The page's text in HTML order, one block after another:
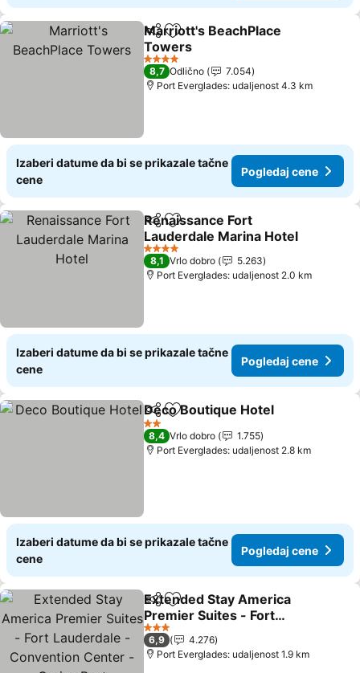
Deli Dodati u favorite
Marriott's BeachPlace
Towers
4 Zvezdice
8,7 Odlično
7.054
Port Everglades: udaljenost 4.3 km
Izaberi datume da bi se prikazale tačne
cene
Pogledaj cene
Deli Dodati u favorite
Renaissance Fort
Lauderdale Marina Hotel
4 Zvezdice
8,1 Vrlo dobro
5.263
Port Everglades: udaljenost 2.0 km
Izaberi datume da bi se prikazale tačne
cene
Pogledaj cene
Deli Dodati u favorite
Deco Boutique Hotel
2 Zvezdice
8,4 Vrlo dobro
1.755
Port Everglades: udaljenost 2.8 km
Izaberi datume da bi se prikazale tačne
cene
Pogledaj cene
Deli Dodati u favorite
Extended Stay America
Premier Suites - Fort
Lauderdale - Convention
Center - Cruise Port
3 Zvezdice
6,9
4.276
Port Everglades: udaljenost 1.9 km